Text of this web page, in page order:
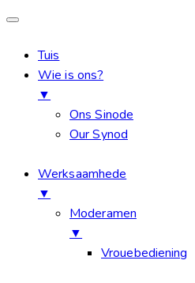
Tuis
Wie is ons?
▼
Ons Sinode
Our Synod
Werksaamhede
▼
Moderamen
▼
Vrouebediening